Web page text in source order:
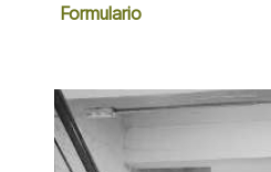
Formulario